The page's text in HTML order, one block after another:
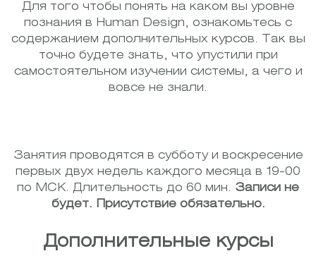
Для того чтобы понять на каком вы уровне
познания в Human Design, ознакомьтесь с
содержанием дополнительных курсов. Так вы
точно будете знать, что упустили при
самостоятельном изучении системы, а чего и
вовсе не знали.
Занятия проводятся в субботу и воскресение
первых двух недель каждого месяца в 19-00
по МСК. Длительность до 60 мин. Записи не
будет. Присутствие обязательно.
Дополнительные курсы